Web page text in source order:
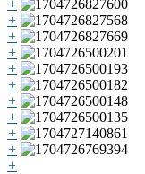
+
+
+
+
+
+
+
+
+
+
+